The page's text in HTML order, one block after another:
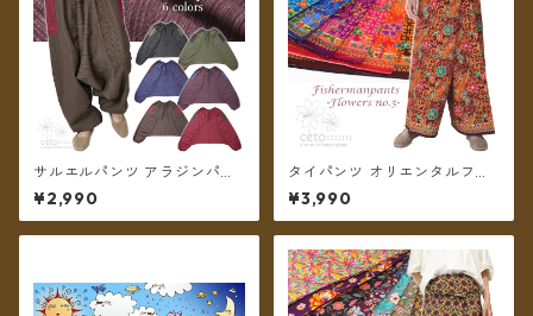
サルエルパンツ アラジンパン
ツ ストライプコットン メンズ
レディース ツートーンポケッ
ト フリーサイズ 6カラー【メ
¥2,990
タイパンツ オリエンタルフラ
ワー 7カラー リゾパン No.5 ロ
ング丈【メール便送料無料】
¥3,990